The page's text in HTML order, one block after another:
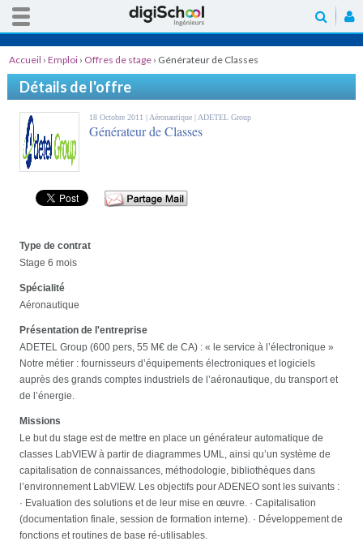
Accueil › Emploi › Offres de stage › Générateur de Classes
Détails de l'offre
18 Octobre 2011 | Aéronautique | ADETEL Group
Générateur de Classes
Type de contrat
Stage 6 mois
Spécialité
Aéronautique
Présentation de l'entreprise
ADETEL Group (600 pers, 55 M€ de CA) : « le service à l’électronique »
Notre métier : fournisseurs d’équipements électroniques et logiciels
auprès des grands comptes industriels de l’aéronautique, du transport et
de l’énergie.
Missions
Le but du stage est de mettre en place un générateur automatique de
classes LabVIEW à partir de diagrammes UML, ainsi qu’un système de
capitalisation de connaissances, méthodologie, bibliothèques dans
l’environnement LabVIEW. Les objectifs pour ADENEO sont les suivants :
· Evaluation des solutions et de leur mise en œuvre. · Capitalisation
(documentation finale, session de formation interne). · Développement de
fonctions et routines de base ré-utilisables.